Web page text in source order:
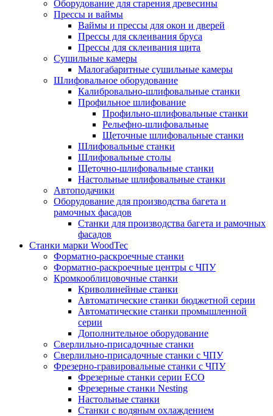
Оборудование для старения древесины
Прессы и ваймы
Ваймы и прессы для окон и дверей
Прессы для склеивания бруса
Прессы для склеивания щита
Сушильные камеры
Малогабаритные сушильные камеры
Шлифовальное оборудование
Калибровально-шлифовальные станки
Профильное шлифование
Профильно-шлифовальные станки
Рельефно-шлифовальные
Щеточные шлифовальные станки
Шлифовальные станки
Шлифовальные столы
Щеточно-шлифовальные станки
Настольные шлифовальные станки
Автоподачики
Оборудование для производства багета и
рамочных фасадов
Станки для производства багета и рамочных
фасадов
Станки марки WoodTec
Форматно-раскроечные станки
Форматно-раскроечные центры с ЧПУ
Кромкооблицовочные станки
Криволинейные станки
Автоматические станки бюджетной серии
Автоматические станки промышленной
серии
Дополнительное оборудование
Сверлильно-присадочные станки
Сверлильно-присадочные станки с ЧПУ
Фрезерно-гравировальные станки с ЧПУ
Фрезерные станки серии ECO
Фрезерные станки Nesting
Настольные станки
Станки с водяным охлаждением